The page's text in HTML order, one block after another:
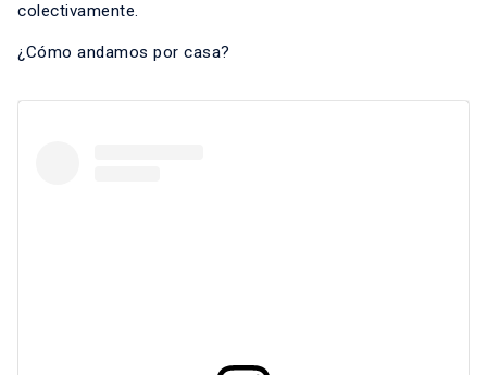
colectivamente.
¿Cómo andamos por casa?